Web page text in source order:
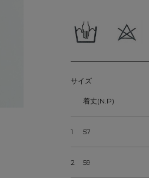
サイズ
着丈(N.P)
1 57
2 59